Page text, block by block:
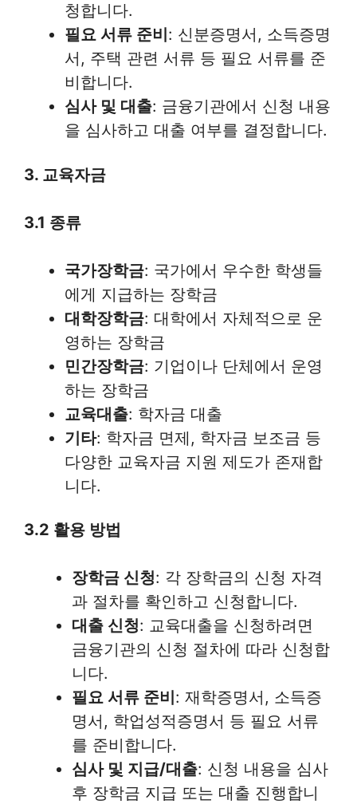
청합니다.
필요 서류 준비: 신분증명서, 소득증명
서, 주택 관련 서류 등 필요 서류를 준
비합니다.
심사 및 대출: 금융기관에서 신청 내용
을 심사하고 대출 여부를 결정합니다.
3. 교육자금
3.1 종류
국가장학금: 국가에서 우수한 학생들
에게 지급하는 장학금
대학장학금: 대학에서 자체적으로 운
영하는 장학금
민간장학금: 기업이나 단체에서 운영
하는 장학금
교육대출: 학자금 대출
기타: 학자금 면제, 학자금 보조금 등
다양한 교육자금 지원 제도가 존재합
니다.
3.2 활용 방법
장학금 신청: 각 장학금의 신청 자격
과 절차를 확인하고 신청합니다.
대출 신청: 교육대출을 신청하려면
금융기관의 신청 절차에 따라 신청합
니다.
필요 서류 준비: 재학증명서, 소득증
명서, 학업성적증명서 등 필요 서류
를 준비합니다.
심사 및 지급/대출: 신청 내용을 심사
후 장학금 지급 또는 대출 진행합니